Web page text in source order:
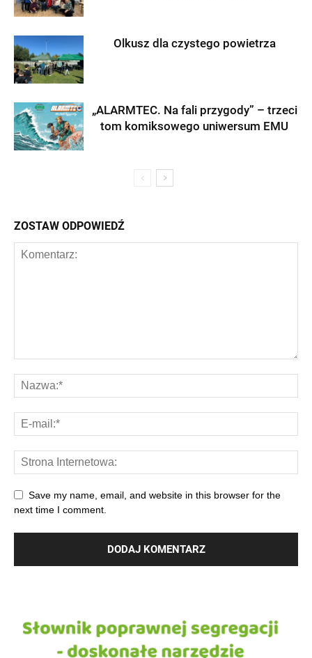
Olkusz dla czystego powietrza
„ALARMTEC. Na fali przygody” – trzeci
tom komiksowego uniwersum EMU
ZOSTAW ODPOWIEDŹ
Save my name, email, and website in this browser for the
next time I comment.